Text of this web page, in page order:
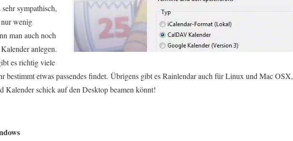
sympathisch,
wenig
man auch noch
anlegen.
es richtig viele
bestimmt etwas passendes findet. Übrigens gibt es Rainlendar auch für Linux und Mac OSX,
Kalender schick auf den Desktop beamen könnt!